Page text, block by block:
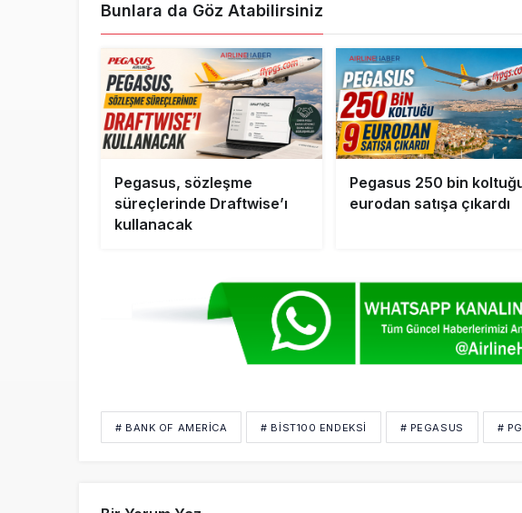
Bunlara da Göz Atabilirsiniz
Pegasus, sözleşme
süreçlerinde Draftwise’ı
kullanacak
Pegasus 250 bin
eurodan satışa çıkardı
# BANK OF AMERICA # BİST100 ENDEKSI # PEGASUS #